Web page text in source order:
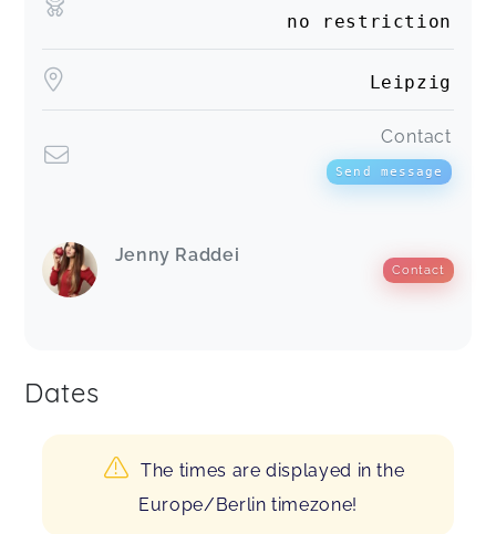
no restriction
Leipzig
Contact
Send message
Jenny Raddei
Contact
Dates
The times are displayed in the
Europe/Berlin timezone!